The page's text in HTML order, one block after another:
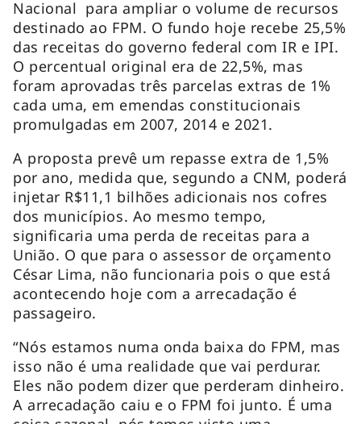
Nacional para ampliar o volume de recursos
destinado ao FPM. O fundo hoje recebe 25,5%
das receitas do governo federal com IR e IPI.
O percentual original era de 22,5%, mas
foram aprovadas três parcelas extras de 1%
cada uma, em emendas constitucionais
promulgadas em 2007, 2014 e 2021.
A proposta prevê um repasse extra de 1,5%
por ano, medida que, segundo a CNM, poderá
injetar R$11,1 bilhões adicionais nos cofres
dos municípios. Ao mesmo tempo,
significaria uma perda de receitas para a
União. O que para o assessor de orçamento
César Lima, não funcionaria pois o que está
acontecendo hoje com a arrecadação é
passageiro.
“Nós estamos numa onda baixa do FPM, mas
isso não é uma realidade que vai perdurar.
Eles não podem dizer que perderam dinheiro.
A arrecadação caiu e o FPM foi junto. É uma